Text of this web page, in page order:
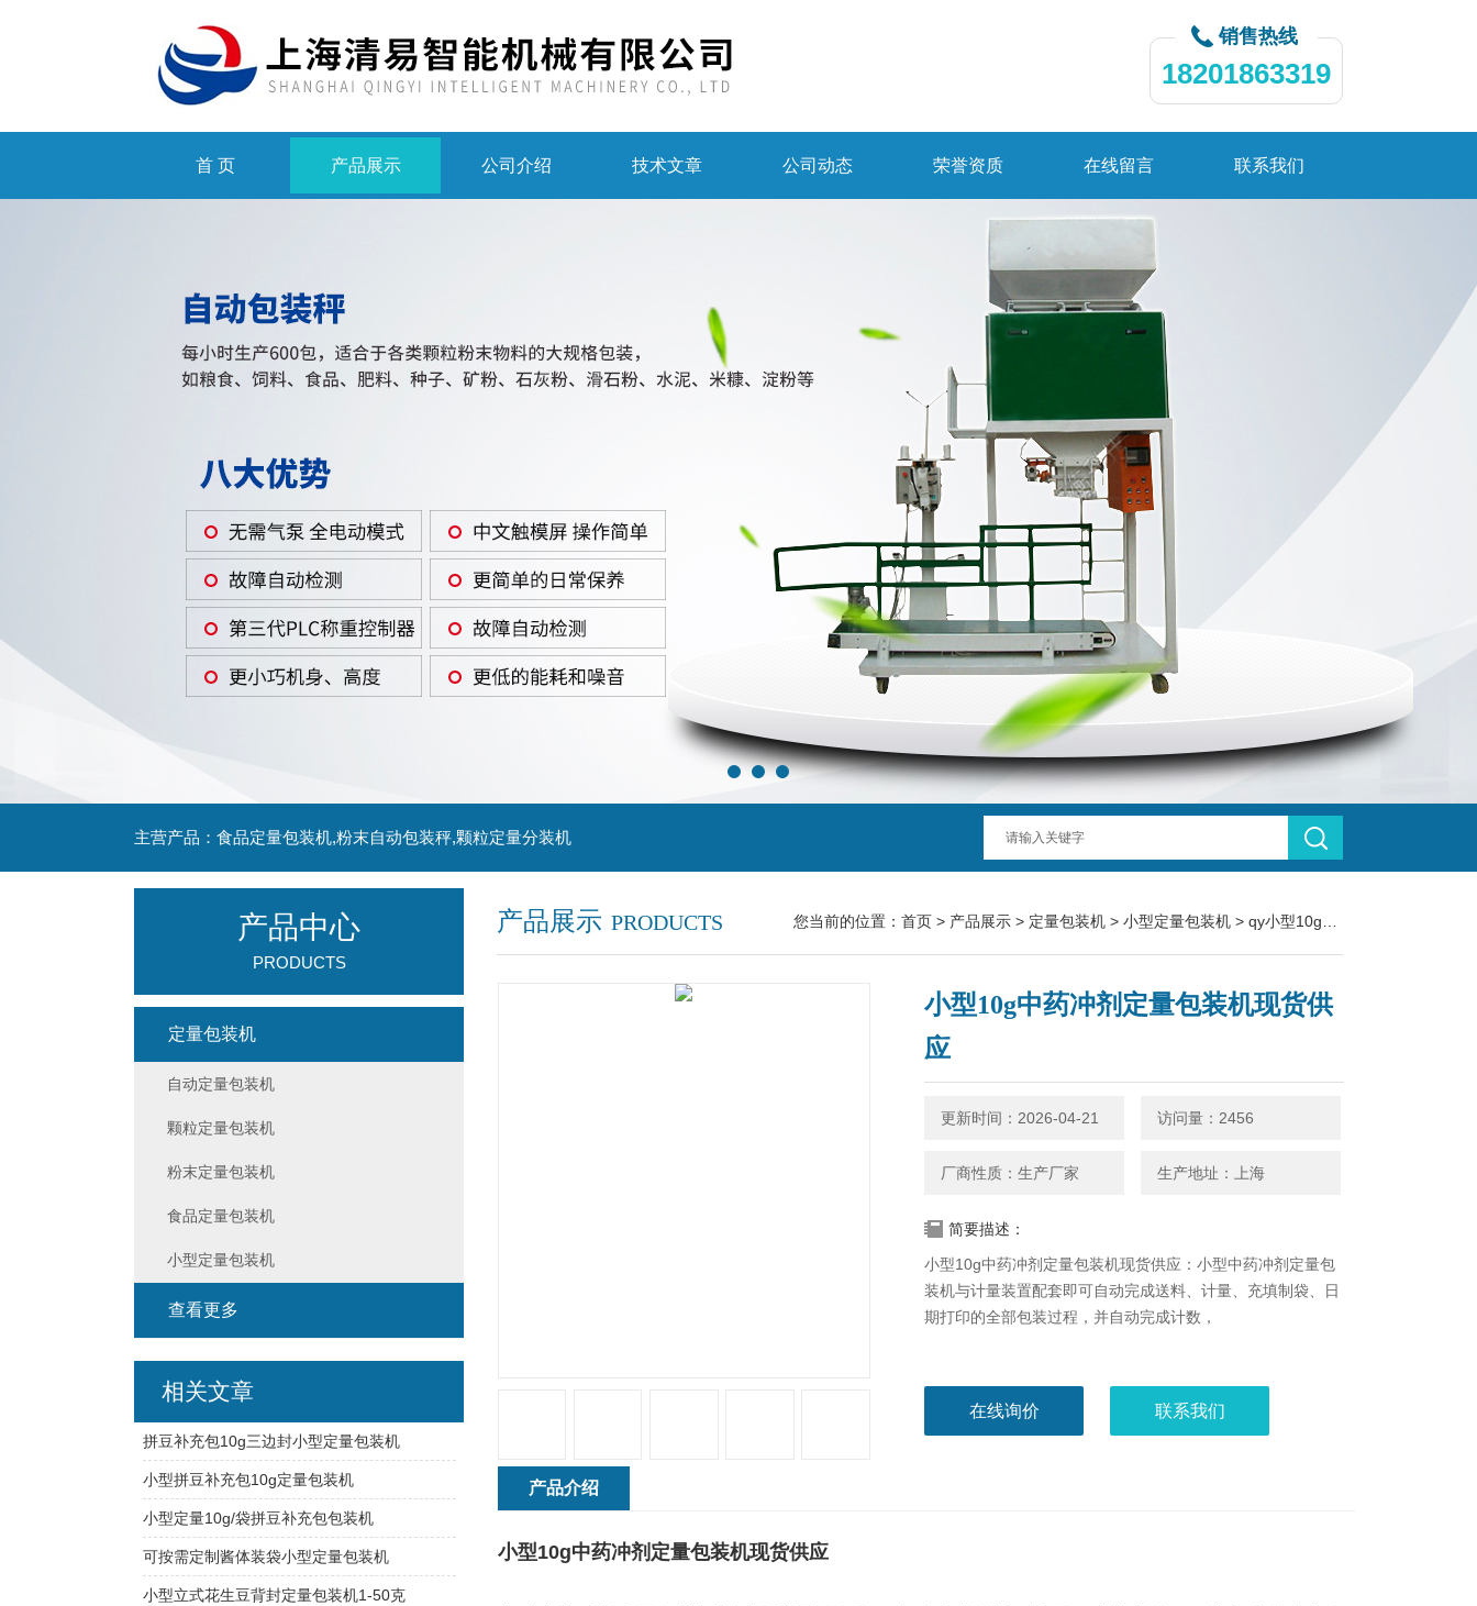
销售热线
18201863319
首 页 产品展示 公司介绍 技术文章 公司动态 荣誉资质 在线留言 联系我们
主营产品：食品定量包装机,粉末自动包装秤,颗粒定量分装机
产品展示 PRODUCTS 您当前的位置： 首页 > 产品展示 > 定量包装机 > 小型定量包装机 > qy小型10g中药冲剂定量包装机现货供应
小型10g中药冲剂定量包装机现货供
应
更新时间：2026-04-21 访问量：2456
厂商性质：生产厂家 生产地址：上海
简要描述：
小型10g中药冲剂定量包装机现货供应：小型中药冲剂定量包
装机​与计量装置配套即可自动完成送料、计量、充填制袋、日
期打印的全部包装过程，并自动完成计数，
在线询价 联系我们
产品介绍
小型10g中药冲剂定量包装机现货供应
产品中心
PRODUCTS
定量包装机
自动定量包装机
颗粒定量包装机
粉末定量包装机
食品定量包装机
小型定量包装机
查看更多
相关文章
拼豆补充包10g三边封小型定量包装机
小型拼豆补充包10g定量包装机
小型定量10g/袋拼豆补充包包装机
可按需定制酱体装袋小型定量包装机
小型立式花生豆背封定量包装机1-50克